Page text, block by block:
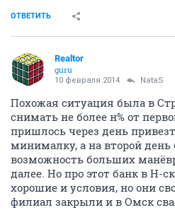
ОТВЕТИТЬ
Realtor
guru
10 февраля 2014 NataS
Похожая ситуация была в
снимать не более н% от
пришлось через день
минималку, а на второй
возможность больших
далее. Но про этот банк в Н-
хорошие и условия, но они
филиал закрыли и в Омск